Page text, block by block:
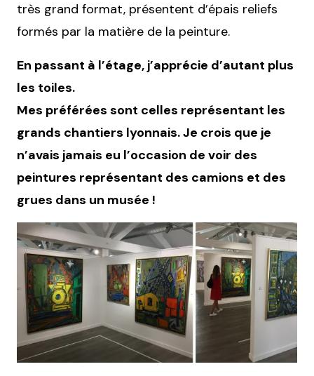
très grand format, présentent d’épais reliefs
formés par la matière de la peinture.
En passant à l’étage, j’apprécie d’autant plus
les toiles.
Mes préférées sont celles représentant les
grands chantiers lyonnais. Je crois que je
n’avais jamais eu l’occasion de voir des
peintures représentant des camions et des
grues dans un musée !